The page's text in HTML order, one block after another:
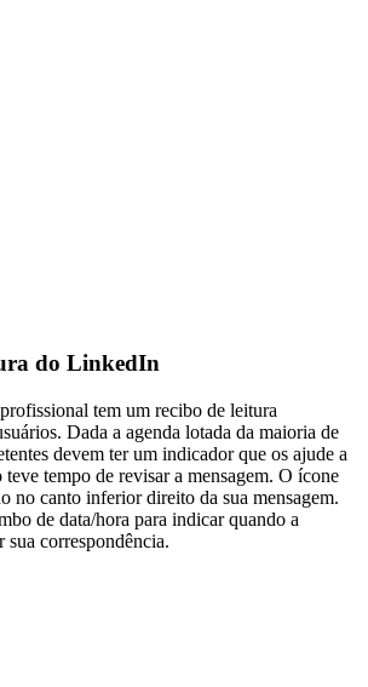
do LinkedIn
tem um recibo de leitura
Dada a agenda lotada da maioria de
devem ter um indicador que os ajude a
teve tempo de revisar a mensagem. O ícone
no canto inferior direito da sua mensagem.
de data/hora para indicar quando a
correspondência.